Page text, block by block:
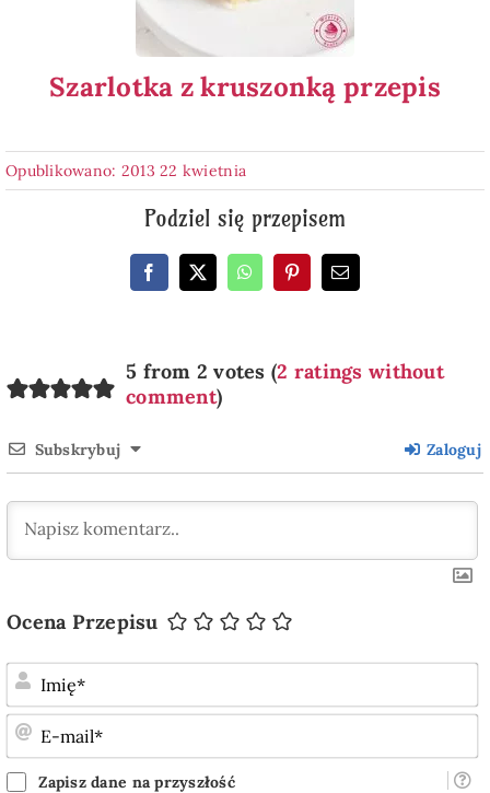
Szarlotka z kruszonką przepis
Opublikowano: 2013 22 kwietnia
Podziel się przepisem
5 from 2 votes (2 ratings without
comment)
Subskrybuj Zaloguj
Ocena Przepisu
Zapisz dane na przyszłość